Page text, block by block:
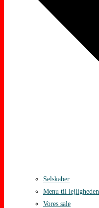
Selskaber
Menu til lejligheden
Vores sale